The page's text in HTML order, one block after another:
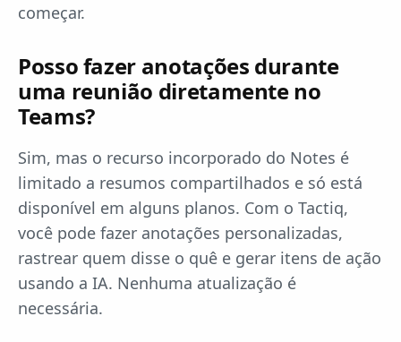
começar.
Posso fazer anotações durante
uma reunião diretamente no
Teams?
Sim, mas o recurso incorporado do Notes é
limitado a resumos compartilhados e só está
disponível em alguns planos. Com o Tactiq,
você pode fazer anotações personalizadas,
rastrear quem disse o quê e gerar itens de ação
usando a IA. Nenhuma atualização é
necessária.